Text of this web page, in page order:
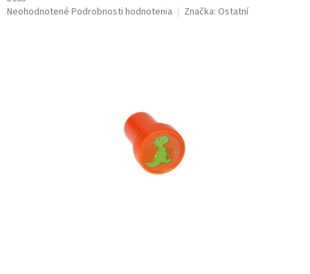
Priemerné
Neohodnotené Podrobnosti hodnotenia Značka: Ostatní